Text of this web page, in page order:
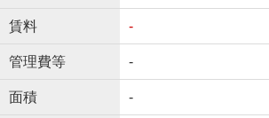
賃料 -
管理費等 -
面積 -